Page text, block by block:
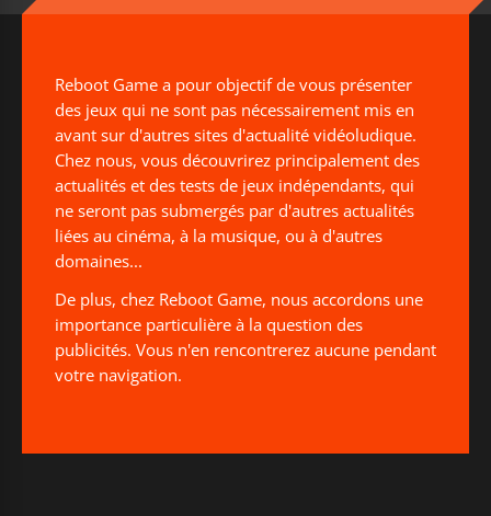
Reboot Game a pour objectif de vous présenter
des jeux qui ne sont pas nécessairement mis en
avant sur d'autres sites d'actualité vidéoludique.
Chez nous, vous découvrirez principalement des
actualités et des tests de jeux indépendants, qui
ne seront pas submergés par d'autres actualités
liées au cinéma, à la musique, ou à d'autres
domaines...
De plus, chez Reboot Game, nous accordons une
importance particulière à la question des
publicités. Vous n'en rencontrerez aucune pendant
votre navigation.